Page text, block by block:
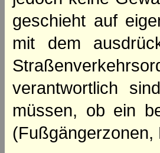
geschieht auf
mit dem
verantwortlich
müssen, ob ein
(Fußgängerzonen,